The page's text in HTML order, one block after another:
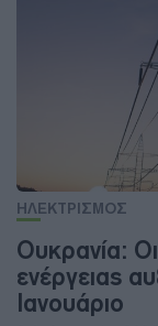
ΗΛΕΚΤΡΙΣΜΟΣ
Ουκρανία:
ενέργειας
Ιανουάριο